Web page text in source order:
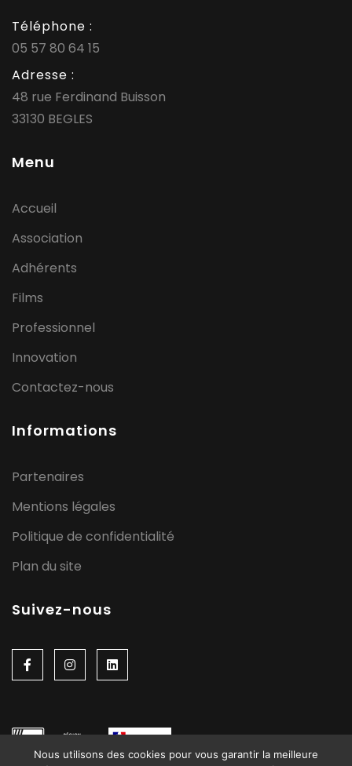
Téléphone :
05 57 80 64 15
Adresse :
48 rue Ferdinand Buisson
33130 BEGLES
Menu
Accueil
Association
Adhérents
Films
Professionnel
Innovation
Contactez-nous
Informations
Partenaires
Mentions légales
Politique de confidentialité
Plan du site
Suivez-nous
Nous utilisons des cookies pour vous garantir la meilleure